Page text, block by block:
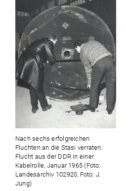
Nach sechs erfolgreichen
Fluchten an die Stasi verraten:
Flucht aus der DDR in einer
Kabelrolle, Januar 1965 (Foto:
Landesarchiv 102920, Foto: J.
Jung)